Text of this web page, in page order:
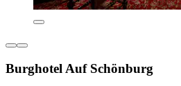
Burghotel Auf Schönburg